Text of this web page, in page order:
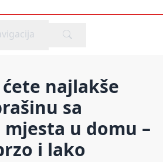
najlakše
sa
u domu –
i lako